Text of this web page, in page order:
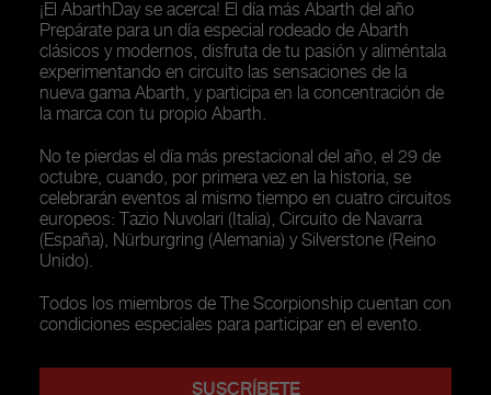
¡El AbarthDay se acerca! El día más Abarth del año
Prepárate para un día especial rodeado de Abarth
clásicos y modernos, disfruta de tu pasión y aliméntala
experimentando en circuito las sensaciones de la
nueva gama Abarth, y participa en la concentración de
la marca con tu propio Abarth.
No te pierdas el día más prestacional del año, el 29 de
octubre, cuando, por primera vez en la historia, se
celebrarán eventos al mismo tiempo en cuatro circuitos
europeos: Tazio Nuvolari (Italia), Circuito de Navarra
(España), Nürburgring (Alemania) y Silverstone (Reino
Unido).
Todos los miembros de The Scorpionship cuentan con
condiciones especiales para participar en el evento.
SUSCRÍBETE